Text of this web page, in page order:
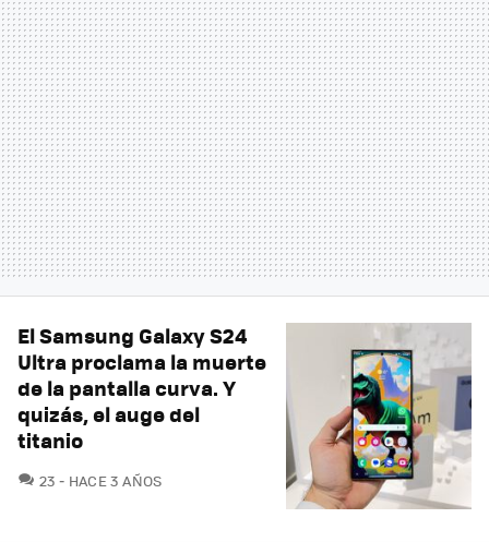
El Samsung Galaxy S24
Ultra proclama la muerte
de la pantalla curva. Y
quizás, el auge del
titanio
23 COMENTARIOS
HACE 3 AÑOS